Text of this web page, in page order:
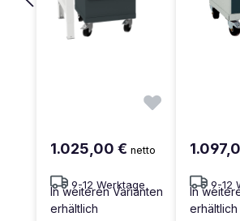
1.025,00 € netto
9-12 Werktage
In weiteren Varianten
erhältlich
9-12
In
erhältlich